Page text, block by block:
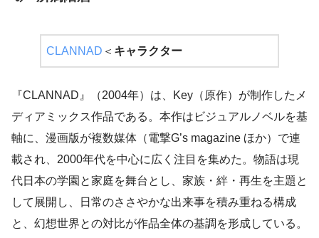
CLANNAD ＜ キャラクター
『CLANNAD』（2004年）は、Key（原作）が制作したメ
ディアミックス作品である。本作はビジュアルノベルを基
軸に、漫画版が複数媒体（電撃G’s magazine ほか）で連
載され、2000年代を中心に広く注目を集めた。物語は現
代日本の学園と家庭を舞台とし、家族・絆・再生を主題と
して展開し、日常のささやかな出来事を積み重ねる構成
と、幻想世界との対比が作品全体の基調を形成している。